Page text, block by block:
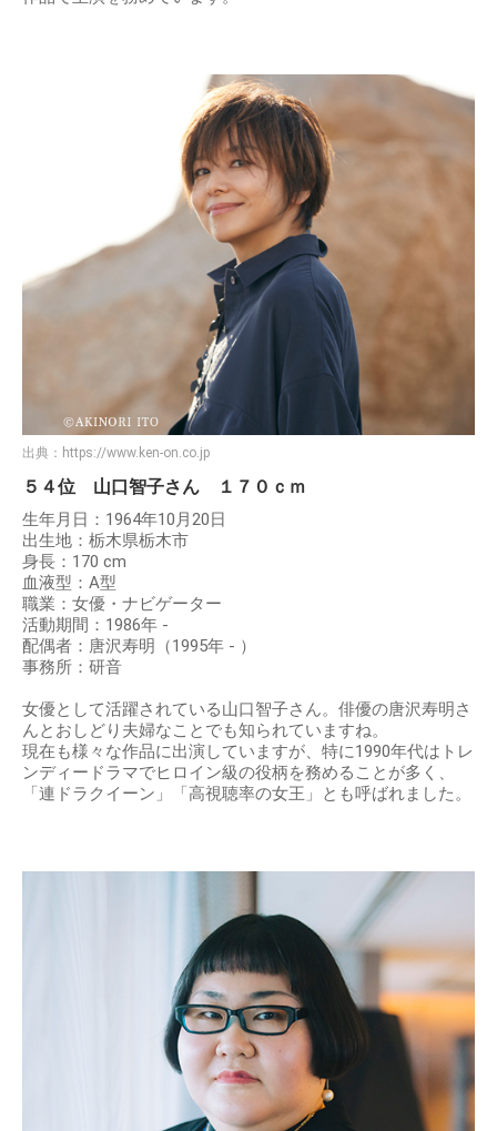
出典： https://www.ken-on.co.jp
５４位 山口智子さん １７０ｃｍ
生年月日：1964年10月20日
出生地：栃木県栃木市
身長：170 cm
血液型：A型
職業：女優・ナビゲーター
活動期間：1986年 -
配偶者：唐沢寿明（1995年 - ）
事務所：研音
女優として活躍されている山口智子さん。俳優の唐沢寿明さ
んとおしどり夫婦なことでも知られていますね。
現在も様々な作品に出演していますが、特に1990年代はトレ
ンディードラマでヒロイン級の役柄を務めることが多く、
「連ドラクイーン」「高視聴率の女王」とも呼ばれました。